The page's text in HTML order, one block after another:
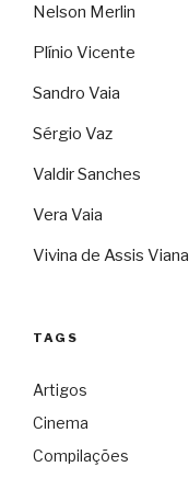
Nelson Merlin
Plínio Vicente
Sandro Vaia
Sérgio Vaz
Valdir Sanches
Vera Vaia
Vivina de Assis Viana
TAGS
Artigos
Cinema
Compilações